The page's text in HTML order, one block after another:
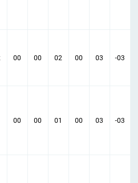
00 00 02 00 03 -03
00 00 01 00 03 -03